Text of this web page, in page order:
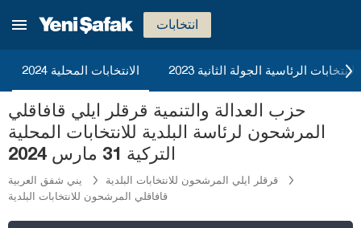
انتخابات
الانتخابات المحلية 2024 2023 الانتخابات الرئاسية الجولة الثانية
حزب العدالة والتنمية قرقلر ايلي قافاقلي
المرشحون لرئاسة البلدية للانتخابات المحلية
التركية 31 مارس 2024
يني شفق العربية
قرقلر ايلي المرشحون للانتخابات البلدية
قافاقلي المرشحون للانتخابات البلدية
إيسبارتا
قارابوك
كرامان
كارس
كاستاموني
قيصري